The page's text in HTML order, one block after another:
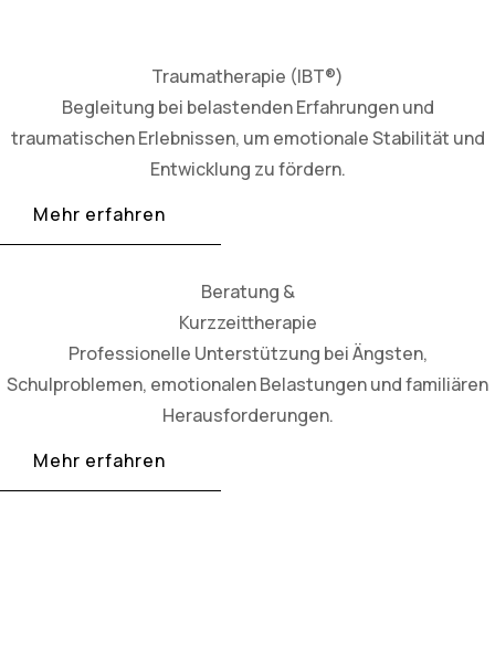
Traumatherapie (IBT®)
Begleitung bei belastenden Erfahrungen und
traumatischen Erlebnissen, um emotionale Stabilität und
Entwicklung zu fördern.
Mehr erfahren
Beratung &
Kurzzeittherapie
Professionelle Unterstützung bei Ängsten,
Schulproblemen, emotionalen Belastungen und familiären
Herausforderungen.
Mehr erfahren